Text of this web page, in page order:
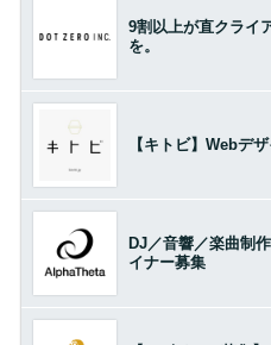
9割以上が直クライ
を。
【キトビ】Webデ
DJ／音響／楽曲制
イナー募集